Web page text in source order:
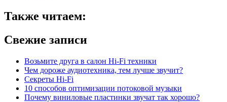
Также читаем:
Свежие записи
Возьмите друга в салон Hi-Fi техники
Чем дороже аудиотехника, тем лучше звучит?
Секреты Hi-Fi
10 способов оптимизации потоковой музыки
Почему виниловые пластинки звучат так хорошо?